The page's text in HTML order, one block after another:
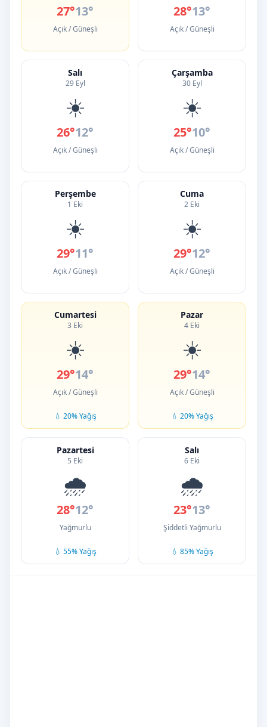
27°13°
Açık / Güneşli
28°13°
Açık / Güneşli
Salı
29 Eyl
☀️
26°12°
Açık / Güneşli
Çarşamba
30 Eyl
☀️
25°10°
Açık / Güneşli
Perşembe
1 Eki
☀️
29°11°
Açık / Güneşli
Cuma
2 Eki
☀️
29°12°
Açık / Güneşli
Cumartesi
3 Eki
☀️
29°14°
Açık / Güneşli
💧 20% Yağış
Pazar
4 Eki
☀️
29°14°
Açık / Güneşli
💧 20% Yağış
Pazartesi
5 Eki
🌧️
28°12°
Yağmurlu
💧 55% Yağış
Salı
6 Eki
🌧️
23°13°
Şiddetli Yağmurlu
💧 85% Yağış